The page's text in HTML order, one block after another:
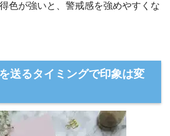
色が強いと、警戒感を強めやすくな
送るタイミングで印象は変